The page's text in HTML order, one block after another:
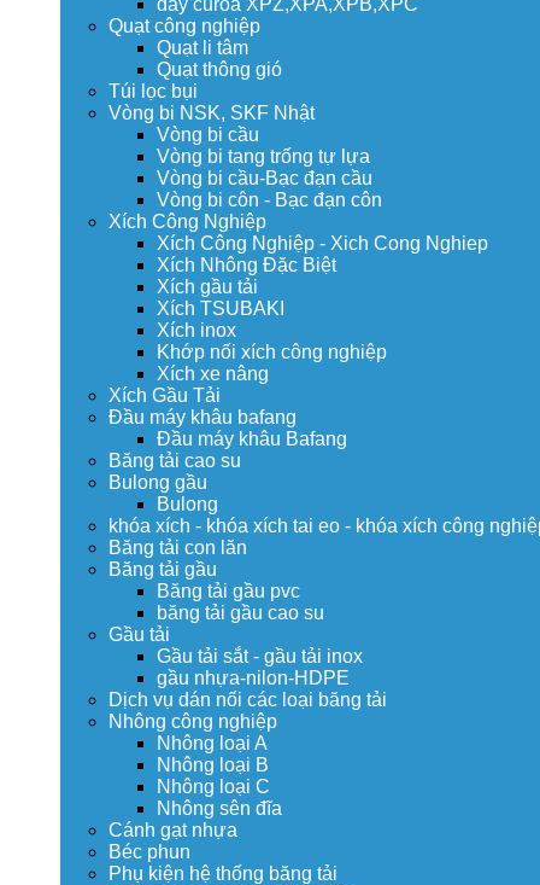
dây curoa XPZ,XPA,XPB,XPC
Quạt công nghiệp
Quạt li tâm
Quạt thông gió
Túi lọc bụi
Vòng bi NSK, SKF Nhật
Vòng bi cầu
Vòng bi tang trống tự lựa
Vòng bi cầu-Bạc đạn cầu
Vòng bi côn - Bạc đạn côn
Xích Công Nghiệp
Xích Công Nghiệp - Xich Cong Nghiep
Xích Nhông Đặc Biệt
Xích gầu tải
Xích TSUBAKI
Xích inox
Khớp nối xích công nghiệp
Xích xe nâng
Xích Gầu Tải
Đầu máy khâu bafang
Đầu máy khâu Bafang
Băng tải cao su
Bulong gầu
Bulong
khóa xích - khóa xích tai eo - khóa xích công
Băng tải con lăn
Băng tải gầu
Băng tải gầu pvc
băng tải gầu cao su
Gầu tải
Gầu tải sắt - gầu tải inox
gầu nhựa-nilon-HDPE
Dịch vụ dán nối các loại băng tải
Nhông công nghiệp
Nhông loại A
Nhông loại B
Nhông loại C
Nhông sên đĩa
Cánh gạt nhựa
Béc phun
Phụ kiện hệ thống băng tải